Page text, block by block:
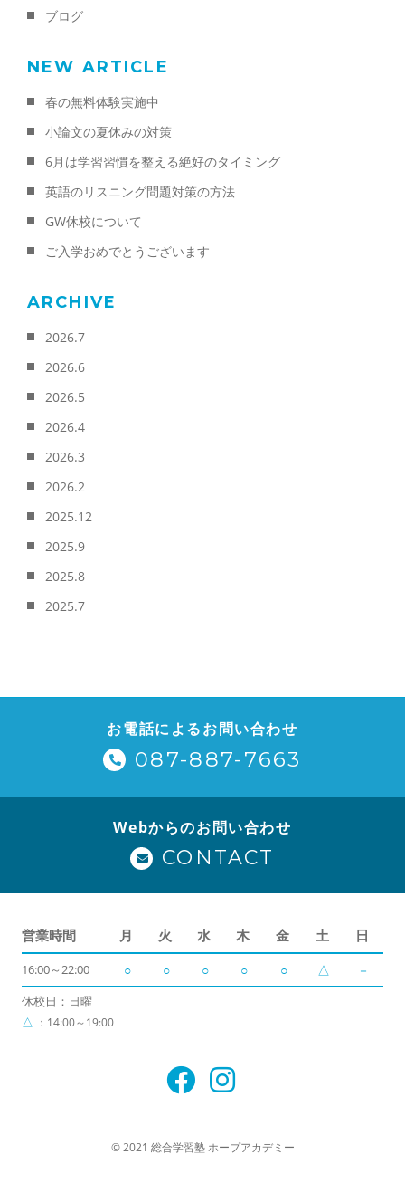
ブログ
NEW ARTICLE
春の無料体験実施中
小論文の夏休みの対策
6月は学習習慣を整える絶好のタイミング
英語のリスニング問題対策の方法
GW休校について
ご入学おめでとうございます
ARCHIVE
2026.7
2026.6
2026.5
2026.4
2026.3
2026.2
2025.12
2025.9
2025.8
2025.7
お電話によるお問い合わせ
087-887-7663
Webからのお問い合わせ
CONTACT
営業時間 月 火 水 木 金 土 日
16:00～22:00 ○ ○ ○ ○ ○ △ －
休校日：日曜
△ ：14:00～19:00
© 2021 総合学習塾 ホープアカデミー